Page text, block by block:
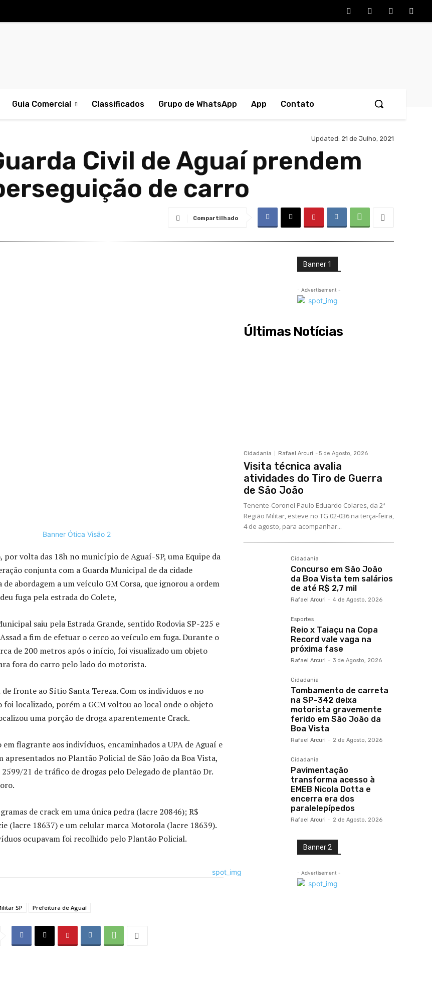
Guia Comercial Classificados Grupo de WhatsApp App Contato
Updated: 21 de Julho, 2021
Civil de Aguaí prendem
de carro
Compartilhado
volta das 18h no município de Aguaí-SP, uma Equipe da
conjunta com a Guarda Municipal de da cidade
abordagem a um veículo GM Corsa, que ignorou a ordem
fuga pela estrada do Colete,
saiu pela Estrada Grande, sentido Rodovia SP-225 e
a fim de efetuar o cerco ao veículo em fuga. Durante o
de 200 metros após o início, foi visualizado um objeto
fora do carro pelo lado do motorista.
fronte ao Sítio Santa Tereza. Com os indivíduos e no
localizado, porém a GCM voltou ao local onde o objeto
uma porção de droga aparentemente Crack.
em flagrante aos indivíduos, encaminhados a UPA de Aguaí e
no Plantão Policial de São João da Boa Vista,
21 de tráfico de drogas pelo Delegado de plantão Dr.
de crack em uma única pedra (lacre 20846); R$
(lacre 18637) e um celular marca Motorola (lacre 18639).
ocupavam foi recolhido pelo Plantão Policial.
SP Prefeitura de Aguaí
Banner 1
- Advertisement -
Últimas Notícias
Cidadania Rafael Arcuri - 5 de Agosto, 2026
Visita técnica avalia
atividades do Tiro de Guerra
de São João
Tenente-Coronel Paulo Eduardo Colares, da 2ª
Região Militar, esteve no TG 02-036 na terça-feira,
4 de agosto, para acompanhar...
Cidadania
Concurso em São João
da Boa Vista tem salários
de até R$ 2,7 mil
Rafael Arcuri - 4 de Agosto, 2026
Esportes
Reio x Taiaçu na Copa
Record vale vaga na
próxima fase
Rafael Arcuri - 3 de Agosto, 2026
Cidadania
Tombamento de carreta
na SP-342 deixa
motorista gravemente
ferido em São João da
Boa Vista
Rafael Arcuri - 2 de Agosto, 2026
Cidadania
Pavimentação
transforma acesso à
EMEB Nicola Dotta e
encerra era dos
paralelepípedos
Rafael Arcuri - 2 de Agosto, 2026
Banner 2
- Advertisement -